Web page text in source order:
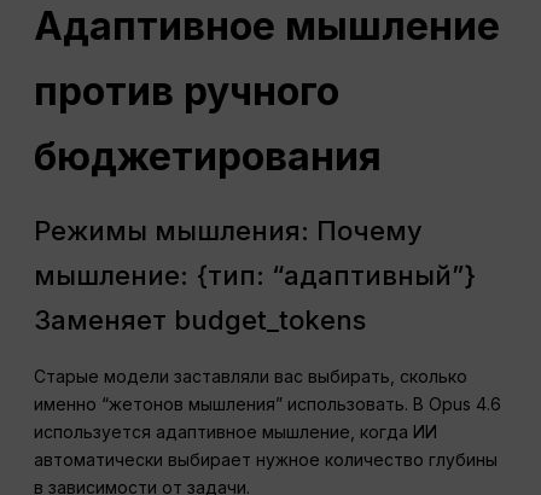
Адаптивное мышление
против ручного
бюджетирования
Режимы мышления: Почему
мышление: {тип: “адаптивный”}
Заменяет budget_tokens
Старые модели заставляли вас выбирать, сколько
именно “жетонов мышления” использовать. В Opus 4.6
используется адаптивное мышление, когда ИИ
автоматически выбирает нужное количество глубины
в зависимости от задачи.